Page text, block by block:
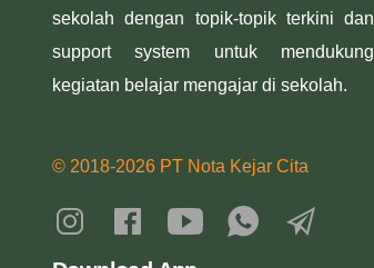
sekolah dengan topik-topik terkini dan
support system untuk mendukung
kegiatan belajar mengajar di sekolah.
© 2018-2026 PT Nota Kejar Cita